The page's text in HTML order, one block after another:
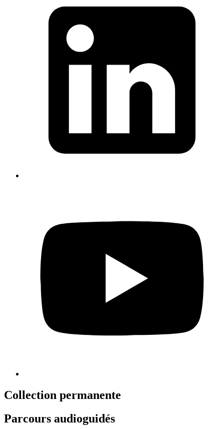
Collection permanente
Parcours audioguidés